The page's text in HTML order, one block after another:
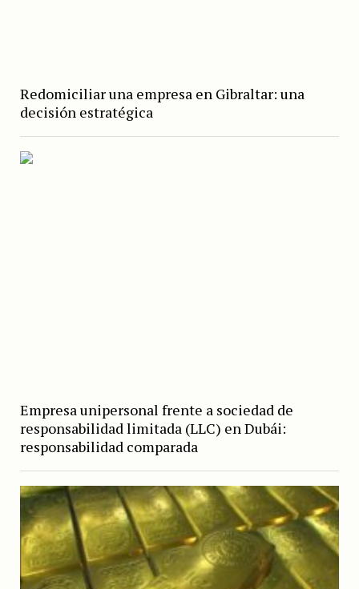
Redomiciliar una empresa en Gibraltar: una
decisión estratégica
Empresa unipersonal frente a sociedad de
responsabilidad limitada (LLC) en Dubái:
responsabilidad comparada